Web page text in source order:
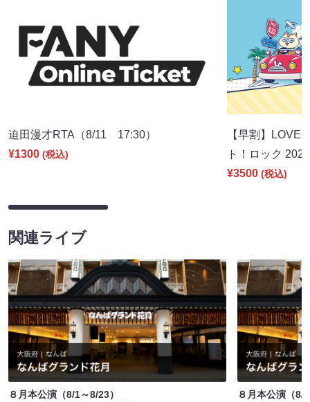
迫田漫才RTA（8/11 17:30）
¥1300 (税込)
【早割】LOVE
ト！ロック
¥3500 (税込)
関連ライブ
８月本公演（8/1～8/23）
８月本公演（8/